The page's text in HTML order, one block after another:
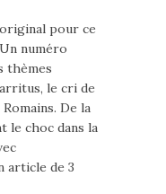
pour ce
numéro
thèmes
le cri de
De la
le choc dans la
article de 3